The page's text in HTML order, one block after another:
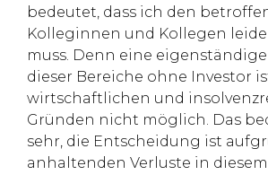
bedeutet, dass ich den
Kolleginnen und Kollegen
muss. Denn eine
dieser Bereiche ohne Investor
wirtschaftlichen und
Gründen nicht möglich. Das
sehr, die Entscheidung ist
anhaltenden Verluste in